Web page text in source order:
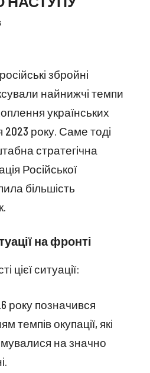
збройні
найнижчі темпи
українських
2023 року. Саме тоді
стратегічна
Російської
більшість
на фронті
цієї ситуації:
року позначився
темпів окупації, які
на значно